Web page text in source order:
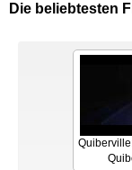
Die beliebtesten